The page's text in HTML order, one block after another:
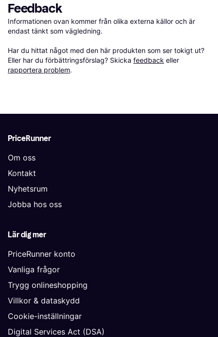
Feedback
Informationen ovan kommer från olika externa källor och är
endast tänkt som vägledning.
Har du hittat något med den här produkten som ser tokigt ut?
Eller har du förbättringsförslag? Skicka feedback eller
rapportera problem.
PriceRunner
Om oss
Kontakt
Nyhetsrum
Jobba hos oss
Lär dig mer
PriceRunner konto
Vanliga frågor
Trygg onlineshopping
Villkor & dataskydd
Cookie-inställningar
Digital Services Act (DSA)